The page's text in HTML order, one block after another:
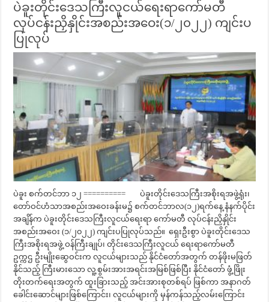
ပဲခူးတိုင်းဒေသကြီးလူငယ်ရေးရာကော်မတီ
လုပ်ငန်းညှိနှိုင်းအစည်းအဝေး(၁/၂၀၂၂) ကျင်းပ
ပြုလုပ်
ပဲခူး စက်တင်ဘာ ၁၂ ========== ပဲခူးတိုင်းဒေသကြီးအစိုးရအဖွဲ့ရုံး၊
တော်ဝင်ဟံသာအစည်းအဝေးခန်းမ၌ စက်တင်ဘာလ(၁၂)ရက်နေ့ နံနက်ပိုင်း
အချိန်က ပဲခူးတိုင်းဒေသကြီးလူငယ်ရေးရာ ကော်မတီ လုပ်ငန်းညှိနှိုင်း
အစည်းအဝေး (၁/၂၀၂၂) ကျင်းပပြုလုပ်သည်။ ရှေးဦးစွာ ပဲခူးတိုင်းဒေသ
ကြီးအစိုးရအဖွဲ့ ဝန်ကြီးချုပ်၊ တိုင်းဒေသကြီးလူငယ် ရေးရာကော်မတီ
ဥက္ကဌ ဦးမျိုးဆွေဝင်းက လူငယ်များသည် နိုင်ငံတော်အတွက် တန်ဖိုးမဖြတ်
နိုင်သည့် ကြီးမားသော လူ့စွမ်းအားအရင်းအမြစ်ဖြစ်ပြီး နိုင်ငံတော် ဖွံ့ဖြိုး
တိုးတက်ရေးအတွက် ထူးခြားသည့် အင်းအားစုတစ်ရပ် ဖြစ်ကာ အနာဂတ်
ခေါင်းဆောင်များဖြစ်ကြောင်း၊ လူငယ်များကို မှန်ကန်သည့်လမ်းကြောင်း